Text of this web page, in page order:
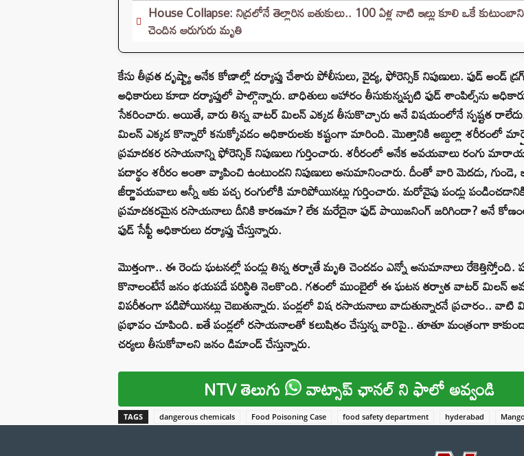
House Collapse: నిద్రలోనే తెల్లారిన బతుకులు.. 100 ఏళ్ల నాటి ఇల్లు కూలి ఒకే
చెందిన ఆరుగురు మృతి
కేసు తీవ్రత దృష్ట్యా అనేక కోణాల్లో దర్యాప్తు చేశారు పోలీసులు, వైద్య, ఫోరెన్సిక్ నిపుణులు. ఫుడ్ అండ్
అధికారులు కూడా దర్యాప్తులో పాల్గొన్నారు. బాధితులు ఆహారం తీసుకున్నప్పటి ఫుడ్ శాంపిల్స్‌ను
సేకరించారు. అయితే, వారు తిన్న వాటర్ మిలన్ ఎక్కడ తీసుకొచ్చారు అనే విషయంలోనే స్పష్టత
మిలన్ ఎక్కడ కొన్నారో కనుక్కోవడం అధికారులకు కష్టంగా మారింది. మొత్తానికి అబ్దుల్లా శరీరంలో
ప్రమాదకర రసాయనాన్ని ఫోరెన్సిక్ నిపుణులు గుర్తించారు. శరీరంలో అనేక అవయవాలు రంగు
పదార్థం శరీరం అంతా వ్యాపించి ఉంటుందని నిపుణులు అనుమానించారు. దీంతో వారి మెదడు, గుండె,
జీర్ణావయవాలు అన్నీ ఆకు పచ్చ రంగులోకి మారిపోయినట్లు గుర్తించారు. మరోవైపు పండ్లు
ప్రమాదకరమైన రసాయనాలు దీనికి కారణమా? లేక మరేదైనా ఫుడ్ పాయిజనింగ్ జరిగిందా? అనే
ఫుడ్ సేఫ్టీ అధికారులు దర్యాప్తు చేస్తున్నారు.
మొత్తంగా.. ఈ రెండు ఘటనల్లో పండ్లు తిన్న తర్వాతే మృతి చెందడం ఎన్నో అనుమానాలు రేకెత్తిస్తోంది.
కొనాలంటేనే జనం భయపడే పరిస్థితి నెలకొంది. గతంలో ముంబైలో ఈ ఘటన తర్వాత వాటర్ మిలన్‌
విపరీతంగా పడిపోయినట్లు చెబుతున్నారు. పండ్లలో విష రసాయనాలు వాడుతున్నారనే ప్రచారం..
ప్రభావం చూపింది. ఐతే పండ్లలో రసాయనాలతో కలుషితం చేస్తున్న వారిపై.. తూతూ మంత్రంగా
చర్యలు తీసుకోవాలని జనం డిమాండ్ చేస్తున్నారు.
NTV తెలుగు వాట్సాప్ ఛానల్ ని ఫాలో అవ్వండి
TAGS dangerous chemicals Food Poisoning Case food safety department hyderabad